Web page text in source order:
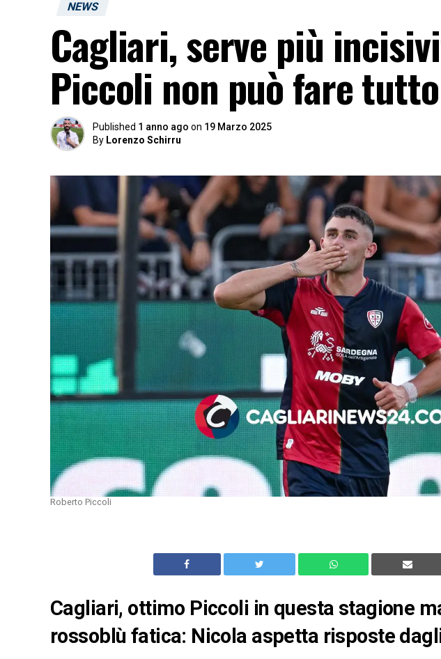
NEWS
Cagliari, serve più
Piccoli non può fare
Published 1 anno ago on 19 Marzo 2025
By Lorenzo Schirru
Roberto Piccoli
Cagliari, ottimo Piccoli in questa stagione
rossoblù fatica: Nicola aspetta risposte